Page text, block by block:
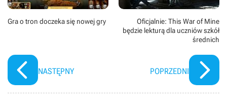
Gra o tron doczeka się nowej gry
NASTĘPNY
Oficjalnie: This War of Mine
będzie lekturą dla uczniów szkół
średnich
POPRZEDNI